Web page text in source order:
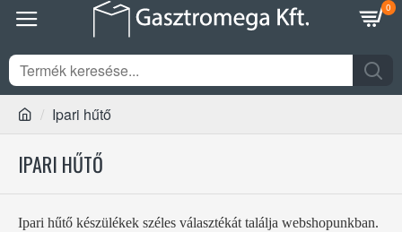
0
Ipari hűtő
IPARI HŰTŐ
Ipari hűtő készülékek széles választékát találja webshopunkban.